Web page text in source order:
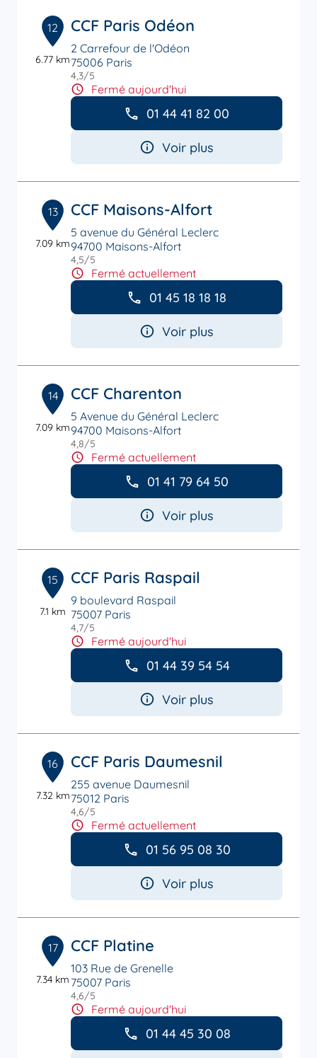
12
6.77 km
CCF Paris Odéon
2 Carrefour de l'Odéon
75006 Paris
4,3/5
Fermé aujourd'hui
01 44 41 82 00
Voir plus
13
7.09 km
CCF Maisons-Alfort
5 avenue du Général Leclerc
94700 Maisons-Alfort
4,5/5
Fermé actuellement
01 45 18 18 18
Voir plus
14
7.09 km
CCF Charenton
5 Avenue du Général Leclerc
94700 Maisons-Alfort
4,8/5
Fermé actuellement
01 41 79 64 50
Voir plus
15
7.1 km
CCF Paris Raspail
9 boulevard Raspail
75007 Paris
4,7/5
Fermé aujourd'hui
01 44 39 54 54
Voir plus
16
7.32 km
CCF Paris Daumesnil
255 avenue Daumesnil
75012 Paris
4,6/5
Fermé actuellement
01 56 95 08 30
Voir plus
17
7.34 km
CCF Platine
103 Rue de Grenelle
75007 Paris
4,6/5
Fermé aujourd'hui
01 44 45 30 08